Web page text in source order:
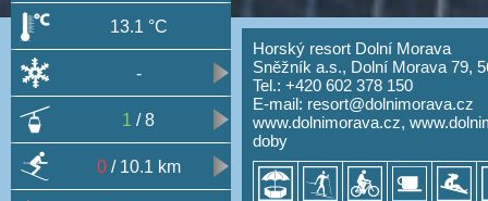
Horský resort Dolní Morava
Sněžník a.s., Dolní Morava 79,
Tel.: +420 602 378 150
E-mail: resort@dolnimorava.cz
www.dolnimorava.cz,
doby
13.1 °C
-
1 / 8
0/ 10.1 km